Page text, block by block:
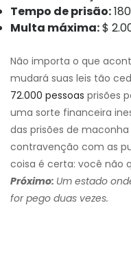
Tempo de prisão:
Multa máxima:$
Não importa o que
mudará suas leis tão
72.000 pessoas prisões
uma sorte financeira
das prisões de
contravenção com as
coisa é certa: você não
Próximo: Um estado
for pego duas vezes.